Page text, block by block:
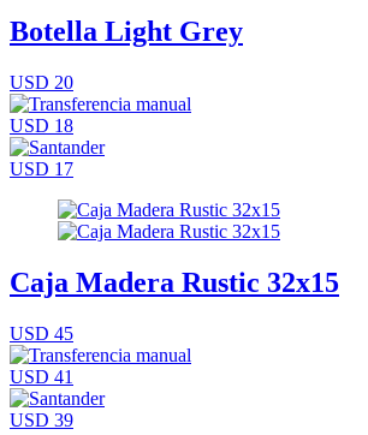
Botella Light Grey
USD 20
USD 18
USD 17
Caja Madera Rustic 32x15
USD 45
USD 41
USD 39